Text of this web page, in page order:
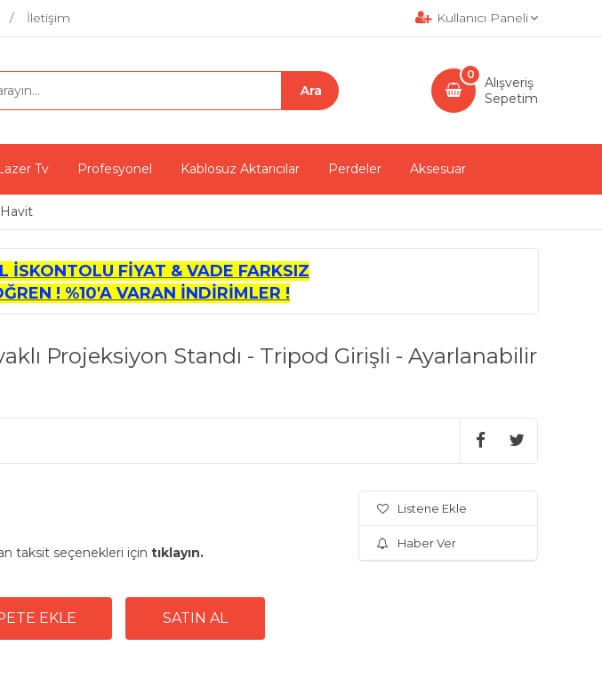
İletişim Kullanıcı Paneli
Alışveriş
Sepetim
0
Tv Profesyonel Kablosuz Aktarıcılar Perdeler Aksesuar
Havit
İSKONTOLU FİYAT & VADE FARKSIZ
! %10'A VARAN İNDİRİMLER !
Projeksiyon Standı - Tripod Girişli - Ayarlanabilir
taksit seçenekleri için tıklayın.
Listene Ekle
Haber Ver